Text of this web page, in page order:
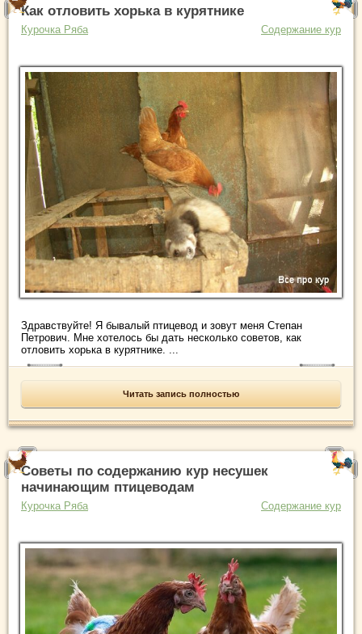
Как отловить хорька в курятнике
Курочка Ряба Содержание кур
Здравствуйте! Я бывалый птицевод и зовут меня Степан
Петрович. Мне хотелось бы дать несколько советов, как
отловить хорька в курятнике. ...
Читать запись полностью
Советы по содержанию кур несушек
начинающим птицеводам
Курочка Ряба Содержание кур